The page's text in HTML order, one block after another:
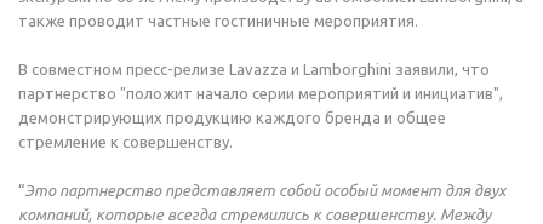
также проводит частные гостиничные мероприятия.
В совместном пресс-релизе Lavazza и Lamborghini заявили, что
партнерство "положит начало серии мероприятий и инициатив",
демонстрирующих продукцию каждого бренда и общее
стремление к совершенству.
“Это партнерство представляет собой особый момент для двух
компаний, которые всегда стремились к совершенству. Между